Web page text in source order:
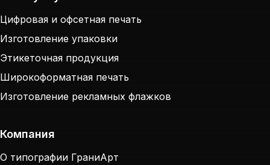
Цифровая и офсетная печать
Изготовление упаковки
Этикеточная продукция
Широкоформатная печать
Изготовление рекламных флажков
Компания
О типографии ГраниАрт